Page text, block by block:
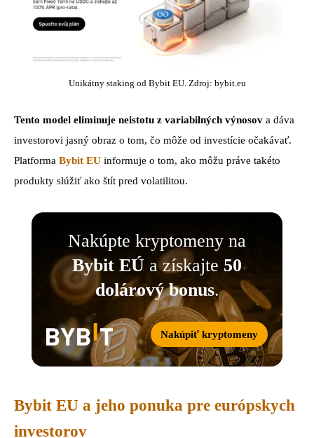
Unikátny staking od Bybit EU. Zdroj: bybit.eu
Tento model eliminuje neistotu z variabilných výnosov a dáva
investorovi jasný obraz o tom, čo môže od investície očakávať.
Platforma Bybit EU informuje o tom, ako môžu práve takéto
produkty slúžiť ako štít pred volatilitou.
Nakúpte kryptomeny na
Bybit EÚ a získajte 50
dolárový bonus.
Nakúpiť kryptomeny
Bybit EU a jeho ponuka pre európskych
investorov